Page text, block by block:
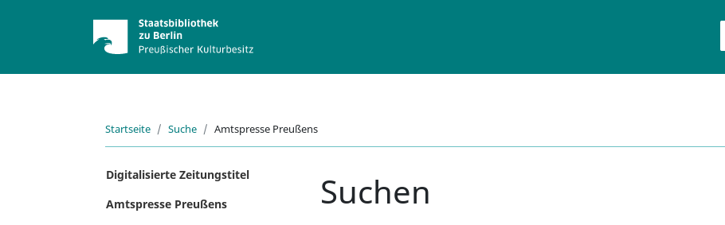
Startseite Suche Amtspresse Preußens
Digitalisierte Zeitungstitel
Amtspresse Preußens
Suchen